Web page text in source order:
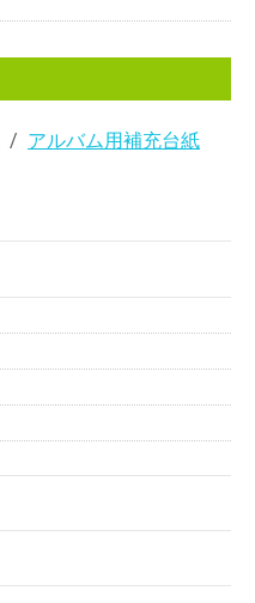
アルバム用補充台紙